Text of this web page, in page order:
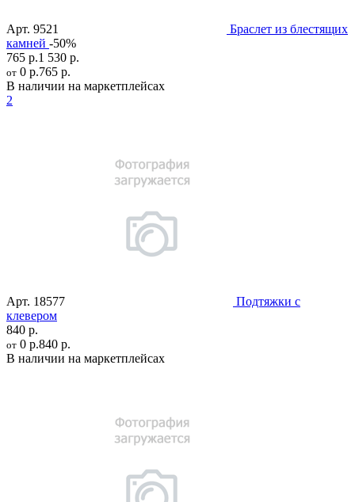
Арт. 9521
Браслет из блестящих
камней -50%
765 р.1 530 р.
от 0 р.765 р.
В наличии на маркетплейсах
2
Арт. 18577
Подтяжки с
клевером
840 р.
от 0 р.840 р.
В наличии на маркетплейсах